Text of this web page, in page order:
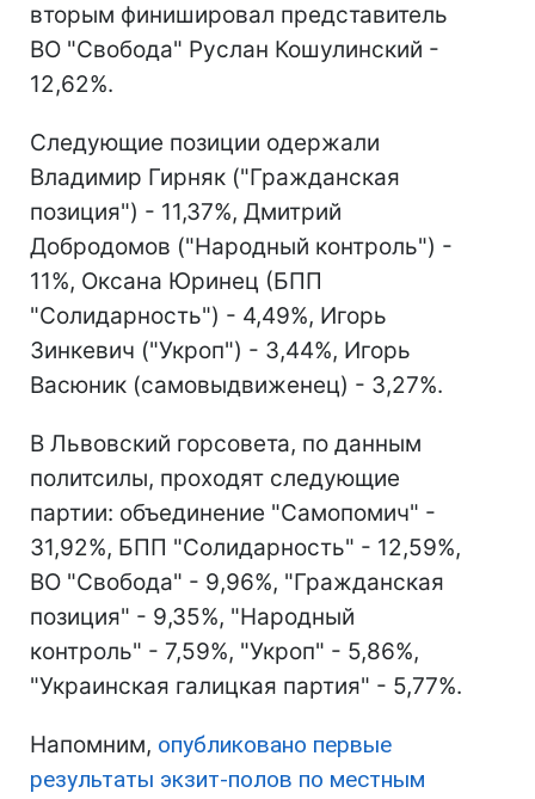
вторым финишировал представитель
ВО "Свобода" Руслан Кошулинский -
12,62%.
Следующие позиции одержали
Владимир Гирняк ("Гражданская
позиция") - 11,37%, Дмитрий
Добродомов ("Народный контроль") -
11%, Оксана Юринец (БПП
"Солидарность") - 4,49%, Игорь
Зинкевич ("Укроп") - 3,44%, Игорь
Васюник (самовыдвиженец) - 3,27%.
В Львовский горсовета, по данным
политсилы, проходят следующие
партии: объединение "Самопомич" -
31,92%, БПП "Солидарность" - 12,59%,
ВО "Свобода" - 9,96%, "Гражданская
позиция" - 9,35%, "Народный
контроль" - 7,59%, "Укроп" - 5,86%,
"Украинская галицкая партия" - 5,77%.
Напомним, опубликовано первые
результаты экзит-полов по местным